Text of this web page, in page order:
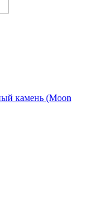
камень (Moon